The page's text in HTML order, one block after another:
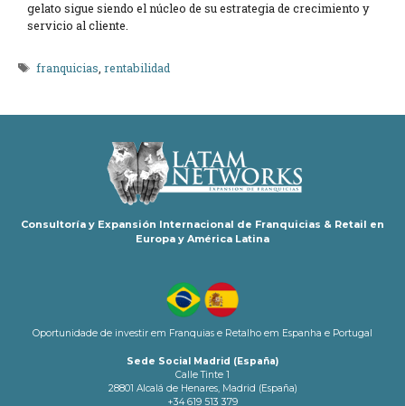
gelato sigue siendo el núcleo de su estrategia de crecimiento y
servicio al cliente.
Etiquetas
franquicias ,rentabilidad
Consultoría y Expansión Internacional de Franquicias & Retail en
Europa y América Latina
Oportunidade de investir em Franquias e Retalho em Espanha e Portugal
Sede Social Madrid (España)
Calle Tinte 1
28801 Alcalá de Henares, Madrid (España)
+34 619 513 379